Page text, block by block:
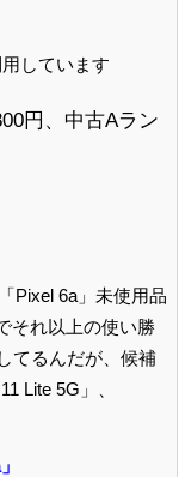
しています
円、中古Aラン
Pixel 6a」未使用品
それ以上の使い勝
てるんだが、候補
Lite 5G」、